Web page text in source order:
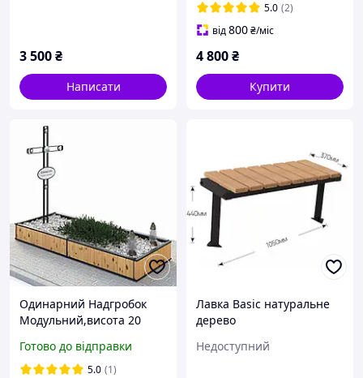
3 500₴
Написати
5.0 (2)
від800₴/міс
4 800₴
Купити
Одинарний Надгробок
Модульний,висота 20
Готово до відправки
5.0 (1)
Лавка Basic натуральне
дерево
Недоступний